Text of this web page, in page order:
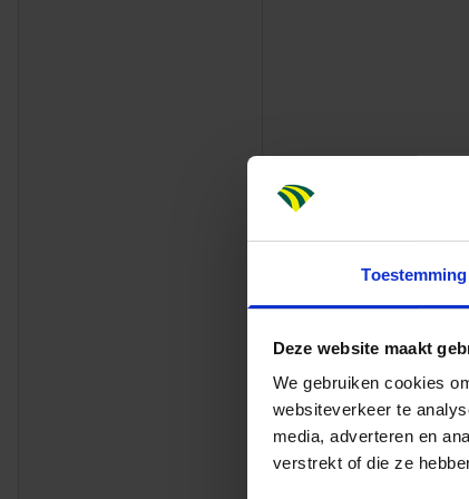
Toestemming
Deze website maakt
We gebruiken cookies
websiteverkeer te
media, adverteren en
verstrekt of die ze
Onze
tijdig en in
Amsterdam.
route acht
bruggen
de